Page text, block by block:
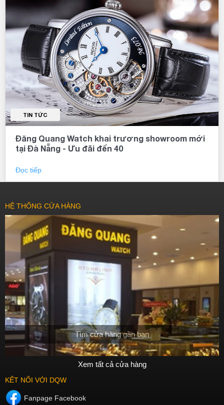
TIN TỨC
Đăng Quang Watch khai trương showroom mới
tại Đà Nẵng - Ưu đãi đến 40
Đọc tiếp
HỆ THỐNG CỬA HÀNG
Tìm cửa hàng gần bạn
Xem tất cả cửa hàng
KẾT NỐI VỚI DQW
Fanpage Facebook